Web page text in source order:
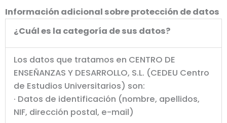
Información adicional sobre protección de datos
¿Cuál es la categoría de sus datos?
Los datos que tratamos en CENTRO DE
ENSEÑANZAS Y DESARROLLO, S.L. (CEDEU Centro
de Estudios Universitarios) son:
· Datos de identificación (nombre, apellidos,
NIF, dirección postal, e-mail)